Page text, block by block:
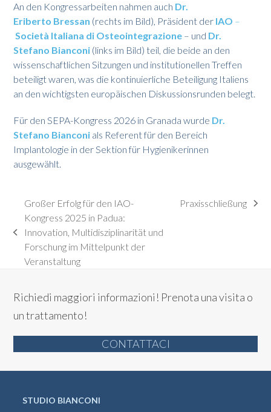
An den Kongressarbeiten nahmen auch Dr.
Eriberto Bressan (rechts im Bild), Präsident der IAO –
Società Italiana di Osteointegrazione – und Dr.
Stefano Bianconi (links im Bild) teil, die beide an den
wissenschaftlichen Sitzungen und institutionellen Treffen
beteiligt waren, was die kontinuierliche Beteiligung Italiens
an den wichtigsten europäischen Diskussionsrunden belegt.
Für den SEPA-Kongress 2026 in Granada wurde Dr.
Stefano Bianconi als Referent für den Bereich
Implantologie in der Sektion für Hygienikerinnen
ausgewählt.
vorheriger
Beitrag:
Großer Erfolg für den IAO-
Kongress 2025 in Padua:
Innovation, Multidisziplinarität und
Forschung im Mittelpunkt der
Veranstaltung
Nächster
Praxisschließung
Richiedi maggiori informazioni! Prenota una visita o
un trattamento!
CONTATTACI
STUDIO BIANCONI